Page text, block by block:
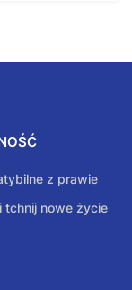
z prawie
tchnij nowe życie